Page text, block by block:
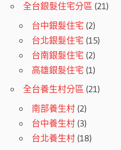
全台銀髮住宅分區 (21)
台中銀髮住宅 (2)
台北銀髮住宅 (15)
台南銀髮住宅 (2)
高雄銀髮住宅 (1)
全台養生村分區 (21)
南部養生村 (2)
台中養生村 (3)
台北養生村 (18)